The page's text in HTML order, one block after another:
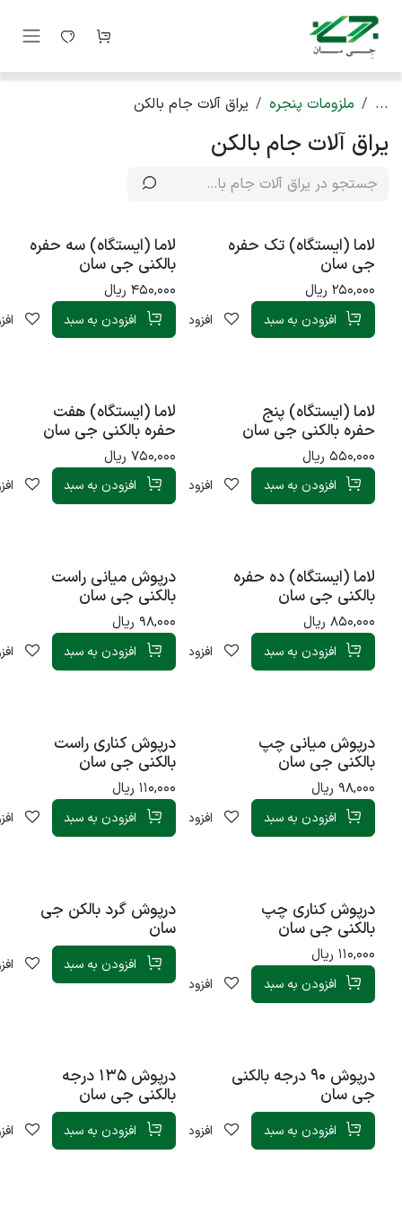
صرف نظر و مشاهده محتوا
... ملزومات پنجره یراق آلات جام بالکن
یراق آلات جام بالکن
لاما (ایستگاه) تک حفره
جی سان
250,000ریال
افزودن به سبد افزودن به لیست علاقه‌مندی
لاما (ایستگاه) سه حفره
بالکنی جی سان
450,000 ریال
افزودن به سبد
لاما (ایستگاه) پنج
حفره بالکنی جی سان
550,000ریال
افزودن به سبد افزودن به لیست علاقه‌مندی
لاما (ایستگاه) هفت
حفره بالکنی جی سان
750,000 ریال
افزودن به سبد
لاما (ایستگاه) ده حفره
بالکنی جی سان
850,000ریال
افزودن به سبد افزودن به لیست علاقه‌مندی
درپوش میانی راست
بالکنی جی سان
98,000 ریال
افزودن به سبد
درپوش میانی چپ
بالکنی جی سان
98,000 ریال
افزودن به سبد افزودن به لیست علاقه‌مندی
درپوش کناری راست
بالکنی جی سان
110,000 ریال
افزودن به سبد
درپوش کناری چپ
بالکنی جی سان
110,000ریال
افزودن به سبد افزودن به لیست علاقه‌مندی
ناموجود
درپوش گرد بالکن جی
سان
افزودن به سبد
ناموجود
درپوش 90 درجه بالکنی
جی سان
افزودن به سبد افزودن به لیست علاقه‌مندی
ناموجوددرپوش 135 درجه
بالکنی جی سان
افزودن به سبد